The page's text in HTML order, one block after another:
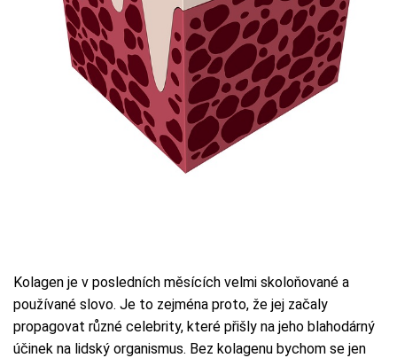
Kolagen je v posledních měsících velmi skoloňované a
používané slovo. Je to zejména proto, že jej začaly
propagovat různé celebrity, které přišly na jeho blahodárný
účinek na lidský organismus. Bez kolagenu bychom se jen